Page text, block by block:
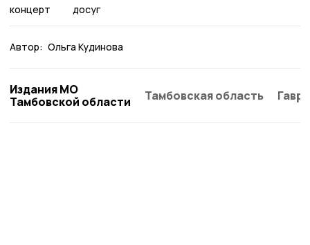
концерт досуг
Автор: Ольга Кудинова
Издания МО
Тамбовской области
Тамбовская область